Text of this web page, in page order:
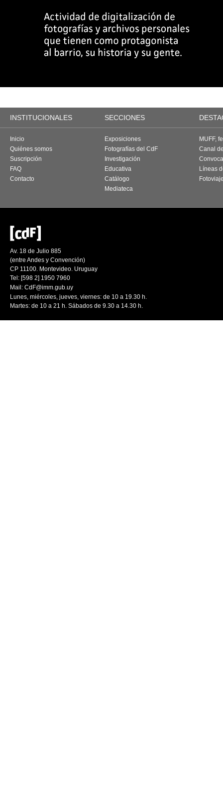
INSTITUCIONALES SECCIONES
Inicio
Quiénes somos
Suscripción
FAQ
Contacto
Exposiciones
Fotografías del CdF
Investigación
Educativa
Catálogo
Mediateca
MUFF,
Canal
Líneas
Av. 18 de Julio 885
(entre Andes y Convención)
CP 11100. Montevideo. Uruguay
Tel: [598 2] 1950 7960
Mail: CdF@imm.gub.uy
Lunes, miércoles, jueves, viernes: de 10 a 19.30 h.
Martes: de 10 a 21 h. Sábados de 9.30 a 14.30 h.